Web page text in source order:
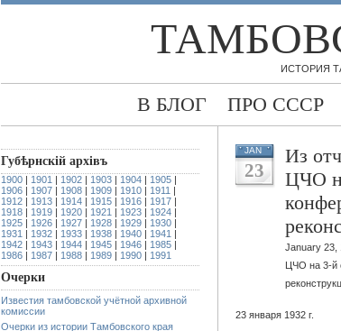
ИСТОРИЯ
В БЛОГ ПРО СССР
Губѣрнскiй архiвъ
1900 | 1901 | 1902 | 1903 | 1904 | 1905 |
1906 | 1907 | 1908 | 1909 | 1910 | 1911 |
1912 | 1913 | 1914 | 1915 | 1916 | 1917 |
1918 | 1919 | 1920 | 1921 | 1923 | 1924 |
1925 | 1926 | 1927 | 1928 | 1929 | 1930 |
1931 | 1932 | 1933 | 1938 | 1940 | 1941 |
1942 | 1943 | 1944 | 1945 | 1946 | 1985 |
1986 | 1987 | 1988 | 1989 | 1990 | 1991
Очерки
Известия тамбовской учётной архивной
комиссии
Очерки из истории Тамбовского края
JAN
23
Из
ЦЧО
January 23,
ЦЧО на 3-й
23 января 1932 г.